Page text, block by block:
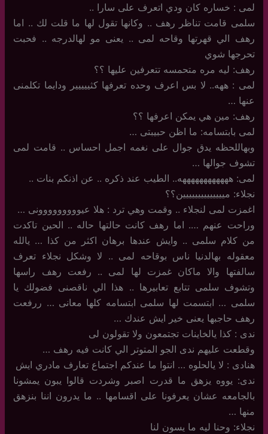
لمى : خساره كان ودي اتعرف على سارا ..
سلمى قامت تناظر رهف .. وكانها تقول لها ما قلت لك .. اما
رهف الي قهرتها وقاحه لمى .. يعنى مو لهالدرجه .. فحبت
تحرجها شوي
رهف: ليه مره متحمسه تتعرفين عليها ؟؟
لمى : ههه.. لا بس اعرف وحده تعرفها كثييييير ودايما تكلمنى
عنها …
رهف: مين هي يمكن اعرفها ؟؟
لمى بابتسامه: ما اظن حبيبتى …
وبهاللحظه يدق جوال على نغمه اجمل احساس .. قامت لمى
تشوف جوالها …
لمى: ههههههههههههه.. الطيب عند ذكره .. عن اذنكم بنات ..
نجلاء: ميييييييييييييين؟؟
اغمزت لمى لنجلاء .. وقمت وهي ترد : هلا عيووووووووونى …
وراحت عنهم …. اما رهف كانت حالتها حاله .. الحين تاكدت
من كلام سلمى .. وايش عندها برهان اكثر من كذا … يالله
معقوله بهالدنيا ناس بوقاحه لمى .. لا وشكل نجلاء تعرف
سالفتها والا ماكان غمزت لها لمى .. رفعت رهف راسها
وتشوف سلمى تتابع تعابيرها .. هذا الي ناقصنى فضولك يا
سلمى … ابتسمت لها سلمى ابتسامه كلها معانى … ررفعت
رهف حاجبها يعنى خير ايش عندك …
ندى : كذا يالخاينات تجتمعون ولا تقولون لى
وقطعت عليهم ندى الجو المتوتر الي كانت فيه رهف …
هنادى : لا يالحلوه … انتوا ما عندكم اجتماع تعارف مادري ايش
ندى: يووه يزهق ما قدرت اصبر وشردت قالوا يبون يمشونا
بالجامعه عشان يعرفونا على اقسامها .. ما يدرون اننا بنزهق
منها …
نجلاء: وحنا ليه ما يسون لنا